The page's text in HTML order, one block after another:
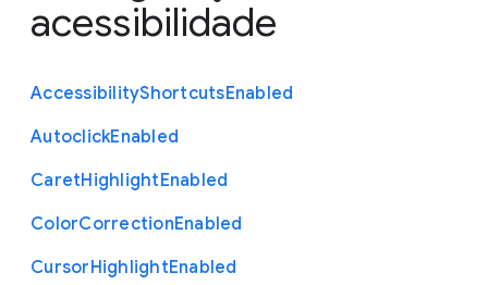
acessibilidade
AccessibilityShortcutsEnabled
AutoclickEnabled
CaretHighlightEnabled
ColorCorrectionEnabled
CursorHighlightEnabled